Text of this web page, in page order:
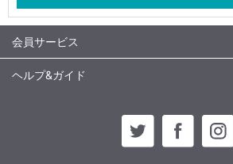
会員サービス
ヘルプ&ガイド